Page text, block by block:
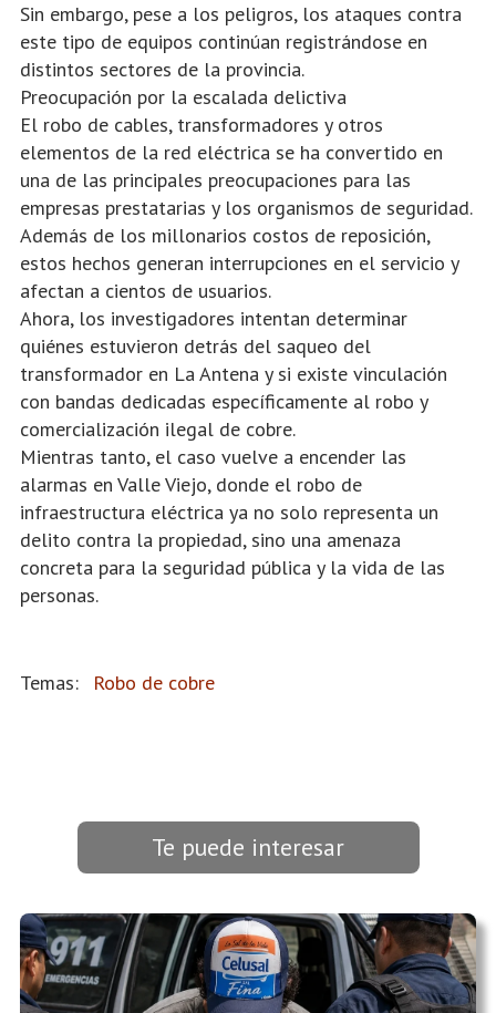
Sin embargo, pese a los peligros, los ataques contra
este tipo de equipos continúan registrándose en
distintos sectores de la provincia.
Preocupación por la escalada delictiva
El robo de cables, transformadores y otros
elementos de la red eléctrica se ha convertido en
una de las principales preocupaciones para las
empresas prestatarias y los organismos de seguridad.
Además de los millonarios costos de reposición,
estos hechos generan interrupciones en el servicio y
afectan a cientos de usuarios.
Ahora, los investigadores intentan determinar
quiénes estuvieron detrás del saqueo del
transformador en La Antena y si existe vinculación
con bandas dedicadas específicamente al robo y
comercialización ilegal de cobre.
Mientras tanto, el caso vuelve a encender las
alarmas en Valle Viejo, donde el robo de
infraestructura eléctrica ya no solo representa un
delito contra la propiedad, sino una amenaza
concreta para la seguridad pública y la vida de las
personas.
Robo de cobre
Te puede interesar